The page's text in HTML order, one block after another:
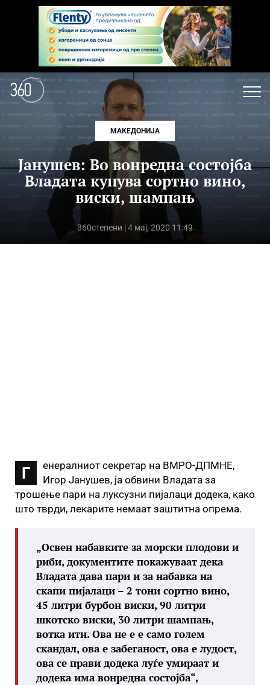
МАКЕДОНИЈА
Јанушев: Во вонредна состојба
Владата купува сортно вино,
виски, шампањ
360степени | 4 мај, 2020 11:49
Г
енералниот секретар на ВМРО-ДПМНЕ,
Игор Јанушев, ја обвини Владата за
трошење пари на луксузни пијалаци додека, како
што тврди, лекарите немаат заштитна опрема.
„Освен набавките за морски плодови и
риби, документите покажуваат дека
Владата дава пари и за набавка на
скапи пијалаци – 2 тони сортно вино,
45 литри бурбон виски, 90 литри
шкотско виски, 30 литри шампањ,
вотка итн. Ова не е е само голем
скандал, ова е забеганост, ова е лудост,
ова се прави додека луѓе умираат и
додека има вонредна состојба“,